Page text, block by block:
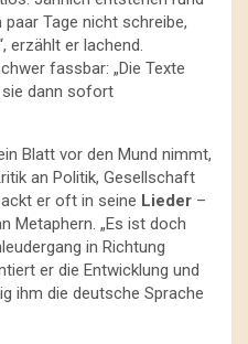
paar Tage nicht schreibe,
erzählt er lachend.
fassbar: „Die Texte
dann sofort
Blatt vor den Mund nimmt,
an Politik, Gesellschaft
er oft in seine Lieder –
Metaphern. „Es ist doch
in Richtung
er die Entwicklung und
ihm die deutsche Sprache